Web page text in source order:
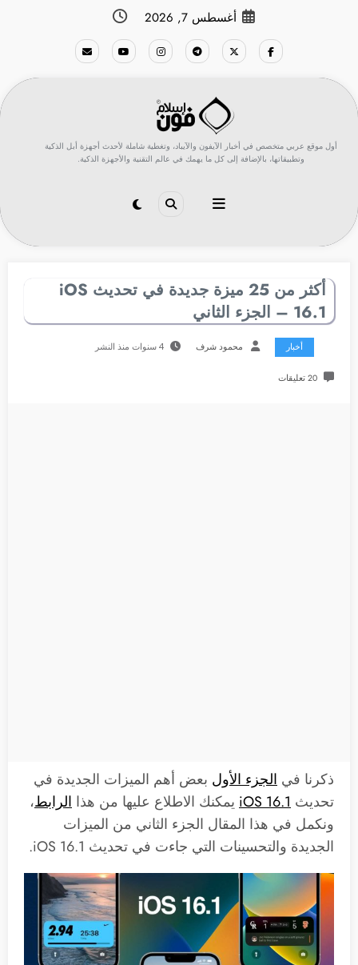
أغسطس 7, 2026
أول موقع عربي متخصص في أخبار الآيفون والآيباد، وتغطية شاملة لأحدث أجهزة أبل الذكية
وتطبيقاتها، بالإضافة إلى كل ما يهمك في عالم التقنية والأجهزة الذكية.
أكثر من 25 ميزة جديدة في تحديث iOS
16.1 – الجزء الثاني
أخبار محمود شرف 4 سنوات منذ النشر
20 تعليقات
ذكرنا في الجزء الأول بعض أهم الميزات الجديدة في
تحديث iOS 16.1 يمكنك الاطلاع عليها من هذا الرابط،
ونكمل في هذا المقال الجزء الثاني من الميزات
الجديدة والتحسينات التي جاءت في تحديث iOS 16.1.